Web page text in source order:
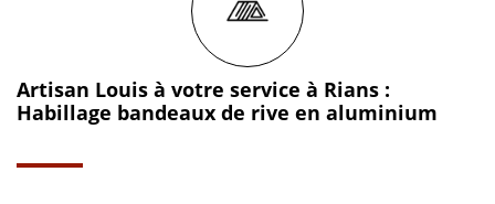
Artisan Louis à votre service à Rians :
Habillage bandeaux de rive en aluminium